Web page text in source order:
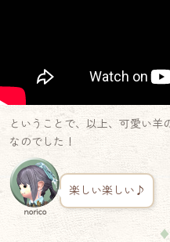
ということで、以上、可愛い羊
なのでした！
norico
楽しい楽しい♪